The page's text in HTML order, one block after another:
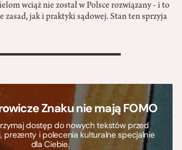
wciąż nie został w Polsce rozwiązany - i to
zasad, jak i praktyki sądowej. Stan ten sprzyja
Znaku nie mają FOMO
dostęp do nowych tekstów przed
prezenty i polecenia kulturalne specjalnie
dla Ciebie.